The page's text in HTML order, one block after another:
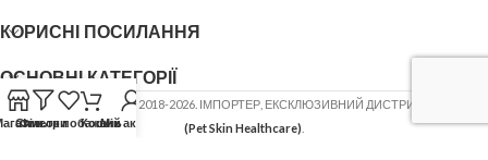
КОРИСНІ ПОСИЛАННЯ
ОСНОВНІ КАТЕГОРІЇ
ФОП ШОВГЕНЮК Ю.В. 2018-2026. ІМПОРТЕР, ЕКСКЛЮЗИВНИЙ ДИСТРИБ'ЮТОР
(Pet Skin Healthcare)
Фільтри
Список побажань
КошикМій акаунт